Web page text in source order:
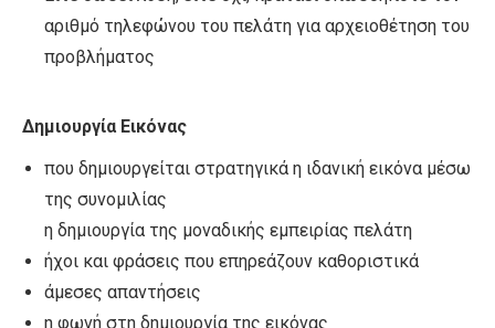
αριθμό τηλεφώνου του πελάτη για αρχειοθέτηση του
προβλήματος
Δημιουργία Εικόνας
που δημιουργείται στρατηγικά η ιδανική εικόνα μέσω
της συνομιλίας
η δημιουργία της μοναδικής εμπειρίας πελάτη
ήχοι και φράσεις που επηρεάζουν καθοριστικά
άμεσες απαντήσεις
η φωνή στη δημιουργία της εικόνας